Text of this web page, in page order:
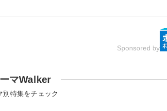
Sponsored by
マWalker
別特集をチェック